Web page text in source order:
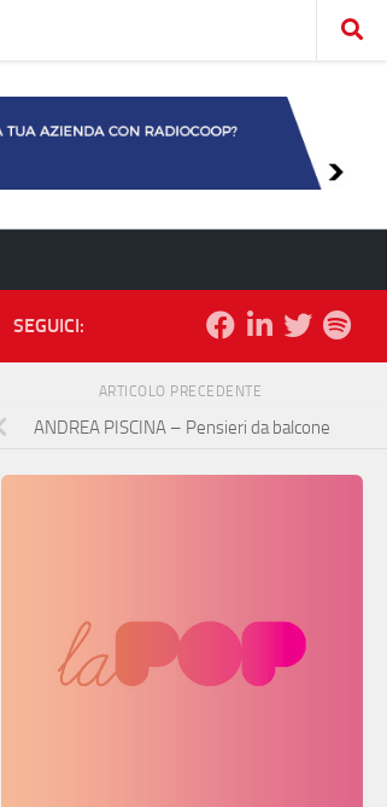
SEGUICI:
ARTICOLO PRECEDENTE
ANDREA PISCINA – Pensieri da balcone